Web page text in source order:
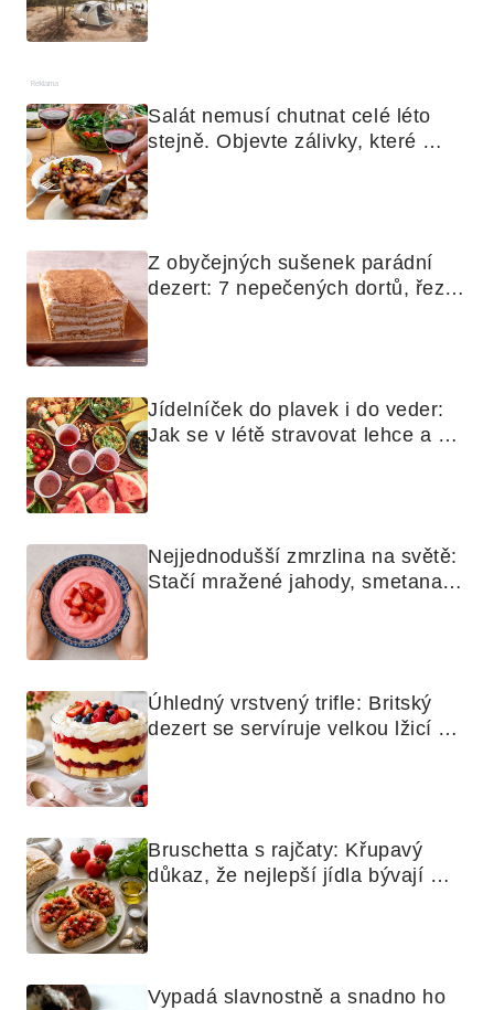
Reklama
Salát nemusí chutnat celé léto
stejně. Objevte zálivky, které
Z obyčejných sušenek parádní
dezert: 7 nepečených dortů, řezů
Jídelníček do plavek i do veder:
Jak se v létě stravovat lehce a
Nejjednodušší zmrzlina na světě:
Stačí mražené jahody, smetana a
Úhledný vrstvený trifle: Britský
dezert se servíruje velkou lžicí
Bruschetta s rajčaty: Křupavý
důkaz, že nejlepší jídla bývají
Vypadá slavnostně a snadno ho